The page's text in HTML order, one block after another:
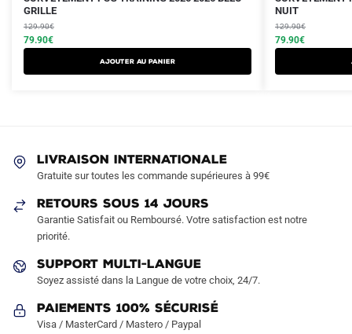
GRILLE
129.90€
prix
initial
était :
79.90€
prix
actuel
est :
AJOUTER AU PANIER
produit
a
plusieurs
variations.
choisies
la
page
produit
NUIT
129.90€
prix
initial
était :
79.90€
prix
actuel
est :
produit
a
plusieurs
variations.
page
LIVRAISON INTERNATIONALE
Gratuite sur toutes les commande supérieures à 99€
RETOURS SOUS 14 JOURS
Garantie Satisfait ou Remboursé. Votre satisfaction est notre
priorité.
SUPPORT MULTI-LANGUE
Soyez assisté dans la Langue de votre choix, 24/7.
Paiements 100% Sécurisé
Visa / MasterCard / Mastero / Paypal